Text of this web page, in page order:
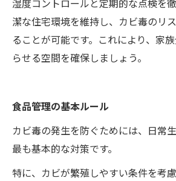
湿度コントロールと定期的な点検を
潔な住宅環境を維持し、カビ毒のリ
ることが可能です。これにより、家
らせる空間を確保しましょう。
食品管理の基本ルール
カビ毒の発生を防ぐためには、日常
最も基本的な対策です。
特に、カビが繁殖しやすい条件を考